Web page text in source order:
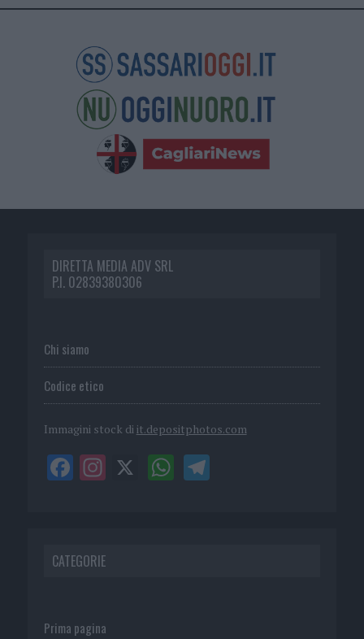
DIRETTA MEDIA ADV SRL
P.I. 02839380306
Chi siamo
Codice etico
Immagini stock di it.depositphotos.com
CATEGORIE
Prima pagina